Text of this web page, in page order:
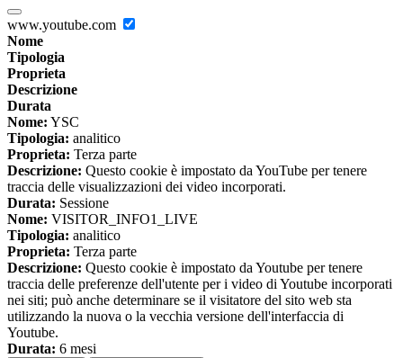
www.youtube.com
Nome
Tipologia
Proprieta
Descrizione
Durata
Nome: YSC
Tipologia: analitico
Proprieta: Terza parte
Descrizione: Questo cookie è impostato da YouTube per tenere
traccia delle visualizzazioni dei video incorporati.
Durata: Sessione
Nome: VISITOR_INFO1_LIVE
Tipologia: analitico
Proprieta: Terza parte
Descrizione: Questo cookie è impostato da Youtube per tenere
traccia delle preferenze dell'utente per i video di Youtube incorporati
nei siti; può anche determinare se il visitatore del sito web sta
utilizzando la nuova o la vecchia versione dell'interfaccia di
Youtube.
Durata: 6 mesi